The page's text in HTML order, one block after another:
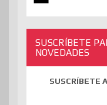
SUSCRÍBETE
NOVEDADES
SUSCRÍBETE